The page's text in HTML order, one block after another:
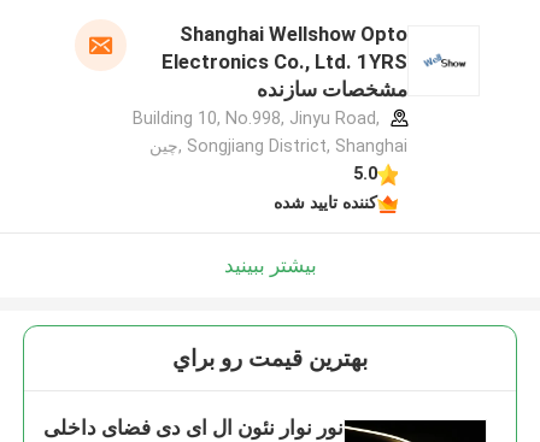
Shanghai Wellshow Opto
Electronics Co., Ltd. 1YRS
مشخصات سازنده
Building 10, No.998, Jinyu Road,
Songjiang District, Shanghai ,چین
5.0
کننده تایید شده
بیشتر ببینید
بهترين قيمت رو براي
نور نوار نئون ال ای دی فضای داخلی